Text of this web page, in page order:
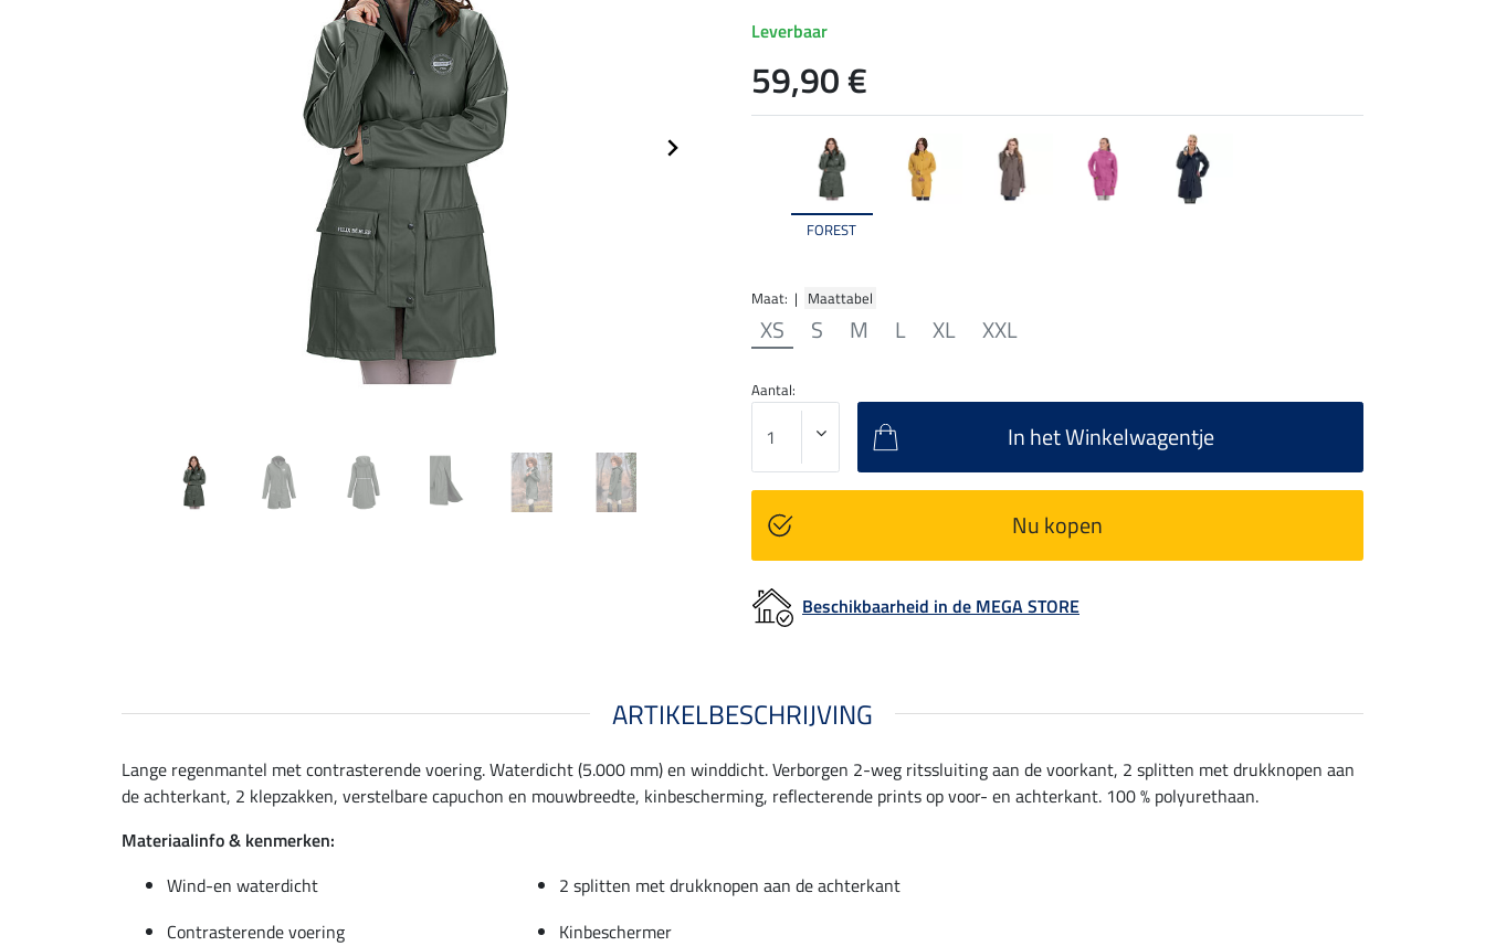
FOREST
Maat: | Maattabel
XS S M L XL XXL
Leverbaar
59,90 €
Aantal:
In het Winkelwagentje
Nu kopen
Beschikbaarheid in de MEGA STORE
ARTIKELBESCHRIJVING
Lange regenmantel met contrasterende voering. Waterdicht (5.000 mm) en winddicht. Verborgen 2-weg ritssluiting aan de voorkant, 2 splitten met drukknopen aan
de achterkant, 2 klepzakken, verstelbare capuchon en mouwbreedte, kinbescherming, reflecterende prints op voor- en achterkant. 100 % polyurethaan.
Materiaalinfo & kenmerken:
Wind-en waterdicht
2 splitten met drukknopen aan de achterkant
Contrasterende voering
Kinbeschermer